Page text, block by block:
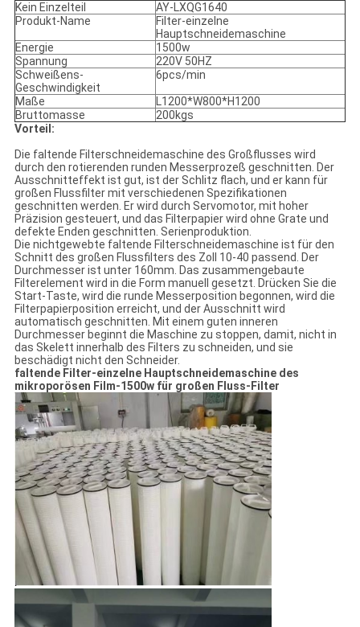
Kein Einzelteil
AY-LXQG1640
Produkt-Name
Filter-einzelne
Hauptschneidemaschine
Energie
1500w
Spannung
220V 50HZ
Schweißens-
Geschwindigkeit
6pcs/min
Maße
L1200*W800*H1200
Bruttomasse
200kgs
Vorteil:
Die faltende Filterschneidemaschine des Großflusses wird
durch den rotierenden runden Messerprozeß geschnitten. Der
Ausschnitteffekt ist gut, ist der Schlitz flach, und er kann für
großen Flussfilter mit verschiedenen Spezifikationen
geschnitten werden. Er wird durch Servomotor, mit hoher
Präzision gesteuert, und das Filterpapier wird ohne Grate und
defekte Enden geschnitten. Serienproduktion.
Die nichtgewebte faltende Filterschneidemaschine ist für den
Schnitt des großen Flussfilters des Zoll 10-40 passend. Der
Durchmesser ist unter 160mm. Das zusammengebaute
Filterelement wird in die Form manuell gesetzt. Drücken Sie die
Start-Taste, wird die runde Messerposition begonnen, wird die
Filterpapierposition erreicht, und der Ausschnitt wird
automatisch geschnitten. Mit einem guten inneren
Durchmesser beginnt die Maschine zu stoppen, damit, nicht in
das Skelett innerhalb des Filters zu schneiden, und sie
beschädigt nicht den Schneider.
faltende Filter-einzelne Hauptschneidemaschine des
mikroporösen Film-1500w für großen Fluss-Filter